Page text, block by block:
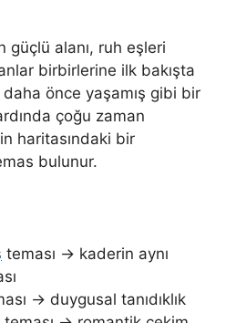
güçlü alanı, ruh eşleri
birbirlerine ilk bakışta
daha önce yaşamış gibi bir
çoğu zaman
haritasındaki bir
bulunur.
teması → kaderin aynı
→ duygusal tanıdıklık